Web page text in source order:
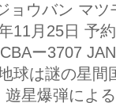
ョウバン マ
11月25日 予
ー3707
球は謎の星
星爆弾によ